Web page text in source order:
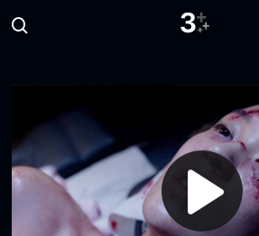
Play